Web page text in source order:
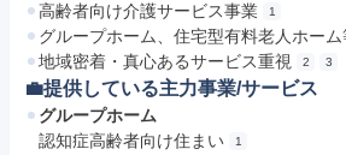
高齢者向け介護サービス事業 1
グループホーム、住宅型有料老人ホーム
地域密着・真心あるサービス重視 2 3
💼提供している主力事業/サービス
グループホーム
認知症高齢者向け住まい
1